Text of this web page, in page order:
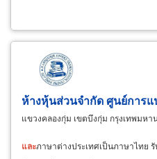
ห้างหุ้นส่วนจำกัด ศูนย์การ
แขวงคลองกุ่ม เขตบึงกุ่ม กรุงเทพมหา
และภาษาต่างประเทศเป็นภาษาไทย รั